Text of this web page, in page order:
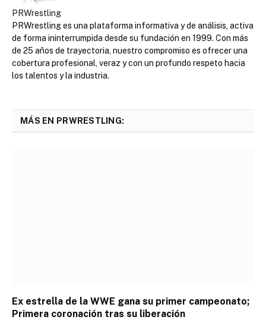
PRWrestling
PRWrestling es una plataforma informativa y de análisis, activa
de forma ininterrumpida desde su fundación en 1999. Con más
de 25 años de trayectoria, nuestro compromiso es ofrecer una
cobertura profesional, veraz y con un profundo respeto hacia
los talentos y la industria.
MÁS EN PRWRESTLING:
Ex estrella de la WWE gana su primer campeonato;
Primera coronación tras su liberación